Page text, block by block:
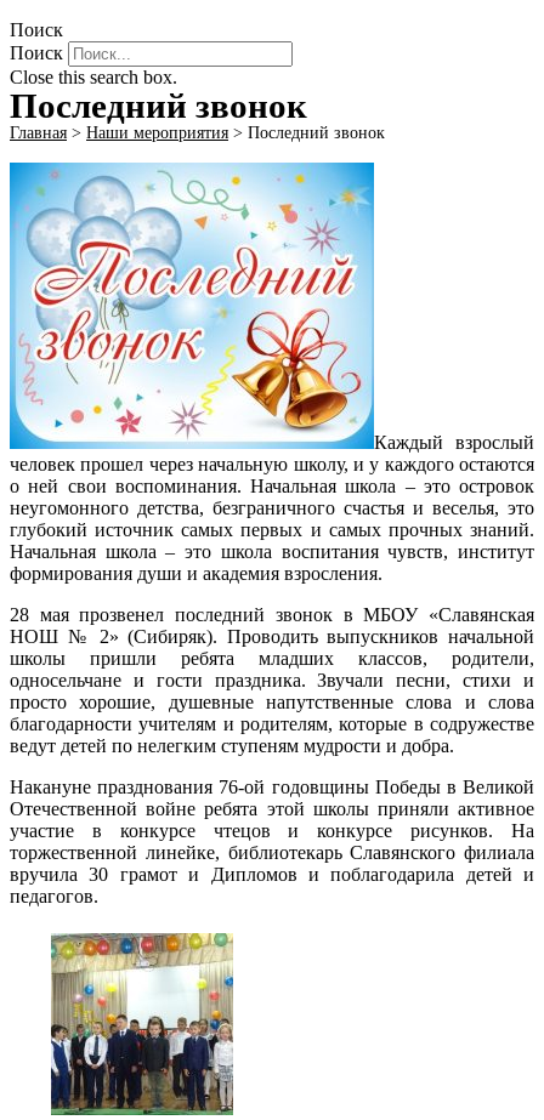
Поиск
Поиск
Close this search box.
Последний звонок
Главная > Наши мероприятия > Последний звонок
Каждый взрослый
человек прошел через начальную школу, и у каждого остаются
о ней свои воспоминания. Начальная школа – это островок
неугомонного детства, безграничного счастья и веселья, это
глубокий источник самых первых и самых прочных знаний.
Начальная школа – это школа воспитания чувств, институт
формирования души и академия взросления.
28 мая прозвенел последний звонок в МБОУ «Славянская
НОШ № 2» (Сибиряк). Проводить выпускников начальной
школы пришли ребята младших классов, родители,
односельчане и гости праздника. Звучали песни, стихи и
просто хорошие, душевные напутственные слова и слова
благодарности учителям и родителям, которые в содружестве
ведут детей по нелегким ступеням мудрости и добра.
Накануне празднования 76-ой годовщины Победы в Великой
Отечественной войне ребята этой школы приняли активное
участие в конкурсе чтецов и конкурсе рисунков. На
торжественной линейке, библиотекарь Славянского филиала
вручила 30 грамот и Дипломов и поблагодарила детей и
педагогов.